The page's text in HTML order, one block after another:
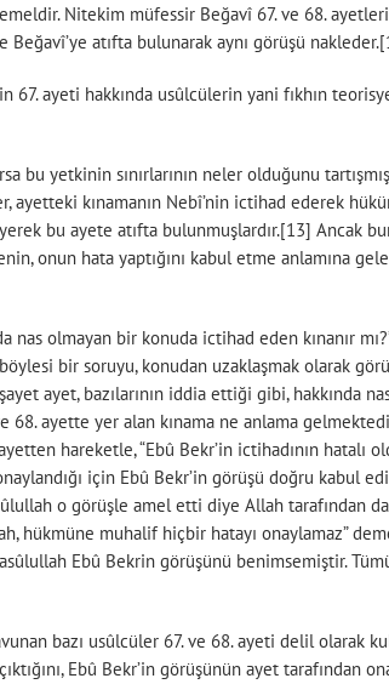
Nitekim müfessir Beğavî 67. ve 68.
atıfta bulunarak aynı görüşü
ayeti hakkında usûlcülerin yani fıkhın
bu yetkinin sınırlarının neler olduğunu
kınamanın Nebî’nin ictihad ederek
bu ayete atıfta bulunmuşlardır.[13] Ancak
onun hata yaptığını kabul etme anlamına
olmayan bir konuda ictihad eden kınanır
bir soruyu, konudan uzaklaşmak olarak
ayet, bazılarının iddia ettiği gibi, hakkında
ayette yer alan kınama ne anlama
hareketle, “Ebû Bekr’in ictihadının hatalı
için Ebû Bekr’in görüşü doğru kabul
o görüşle amel etti diye Allah tarafından
hükmüne muhalif hiçbir hatayı onaylamaz”
Ebû Bekrin görüşünü benimsemiştir.
bazı usûlcüler 67. ve 68. ayeti delil olarak
Ebû Bekr’in görüşünün ayet tarafından